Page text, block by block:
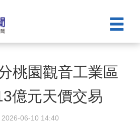
桃園觀音工業區
億元天價交易
2026-06-10 14:40